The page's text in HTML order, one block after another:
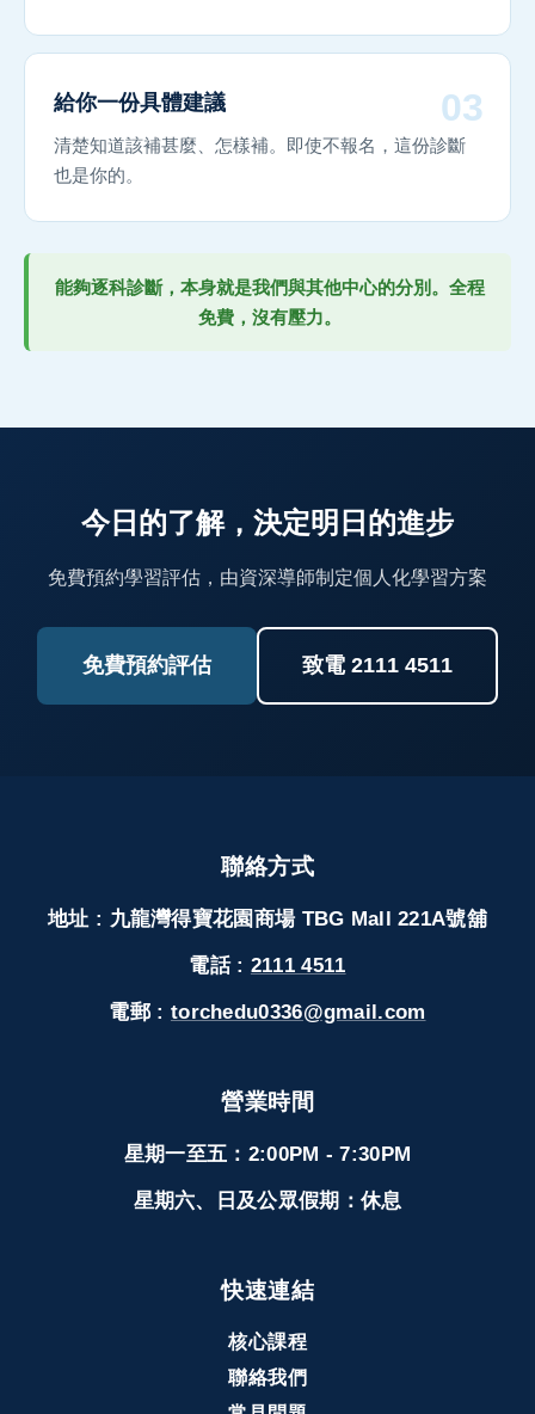
03
給你一份具體建議
清楚知道該補甚麼、怎樣補。即使不報名，這份診斷
也是你的。
能夠逐科診斷，本身就是我們與其他中心的分別。全程
免費，沒有壓力。
今日的了解，決定明日的進步
免費預約學習評估，由資深導師制定個人化學習方案
免費預約評估 致電 2111 4511
聯絡方式
地址 : 九龍灣得寶花園商場 TBG Mall 221A號舖
電話 : 2111 4511
電郵 : torchedu0336@gmail.com
營業時間
星期一至五：2:00PM - 7:30PM
星期六、日及公眾假期：休息
快速連結
核心課程
聯絡我們